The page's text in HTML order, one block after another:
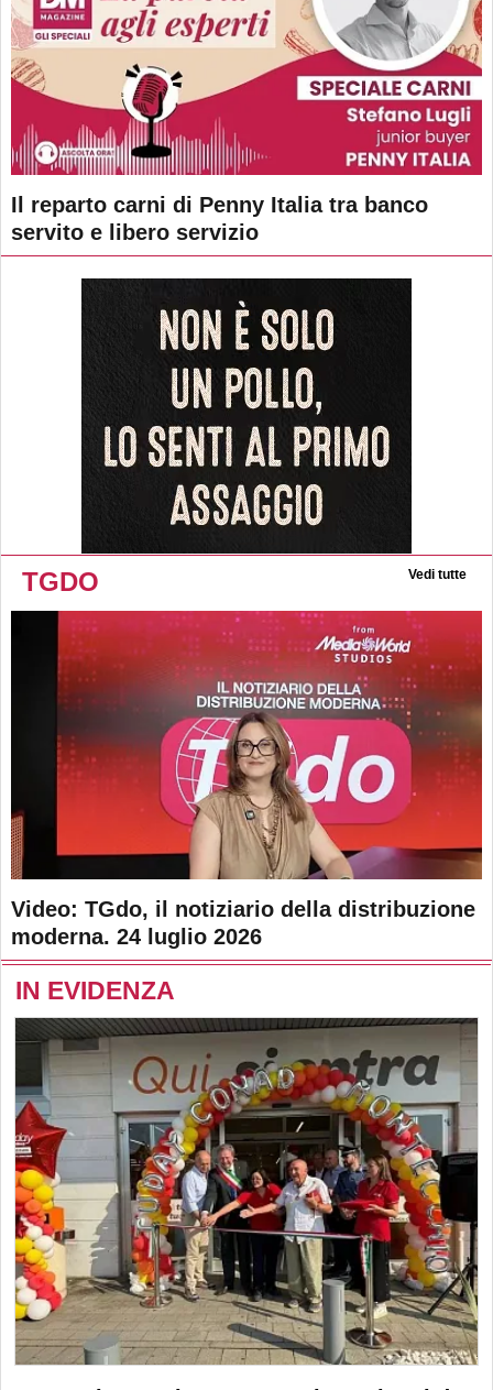
Il reparto carni di Penny Italia tra banco
servito e libero servizio
TGDO Vedi tutte
Video: TGdo, il notiziario della distribuzione
moderna. 24 luglio 2026
IN EVIDENZA